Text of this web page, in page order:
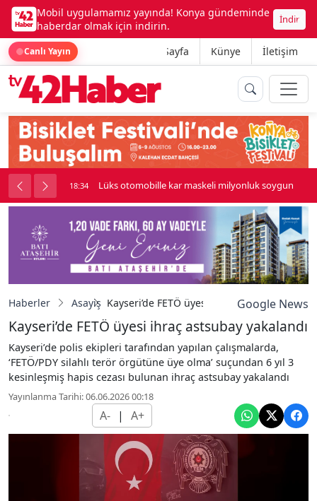
Mobil uygulamamız yayında! Konya gündeminde
haberdar olmak için indirin.
İndir
Canlı Yayın Ana Sayfa Künye İletişim
kavga çıktı 18:34 Lüks otomobille kar maskeli milyonluk soygun
Haberler Asayiş Kayseri’de FETÖ üyesi ihraç astsubay
Google News
Kayseri’de FETÖ üyesi ihraç astsubay yakalandı
Kayseri’de polis ekipleri tarafından yapılan çalışmalarda,
‘FETÖ/PDY silahlı terör örgütüne üye olma’ suçundan 6 yıl 3
kesinleşmiş hapis cezası bulunan ihraç astsubay yakalandı
Yayınlanma Tarihi: 06.06.2026 00:18
A- | A+